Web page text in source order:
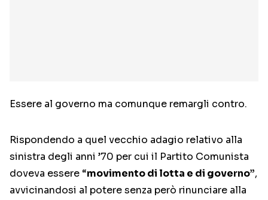
Essere al governo ma comunque remargli contro.
Rispondendo a quel vecchio adagio relativo alla
sinistra degli anni ’70 per cui il Partito Comunista
doveva essere “movimento di lotta e di governo”,
avvicinandosi al potere senza però rinunciare alla